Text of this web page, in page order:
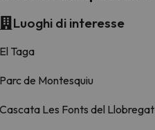
Luoghi di interesse
El Taga
Parc de Montesquiu
Cascata Les Fonts del Llobregat